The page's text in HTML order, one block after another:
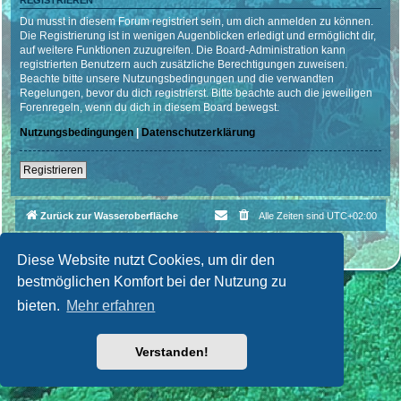
Diese Website nutzt Cookies, um dir den
bestmöglichen Komfort bei der Nutzung zu
bieten. Mehr erfahren
Verstanden!
Du musst in diesem Forum registriert sein, um dich anmelden zu können.
Die Registrierung ist in wenigen Augenblicken erledigt und ermöglicht dir,
auf weitere Funktionen zuzugreifen. Die Board-Administration kann
registrierten Benutzern auch zusätzliche Berechtigungen zuweisen.
Beachte bitte unsere Nutzungsbedingungen und die verwandten
Regelungen, bevor du dich registrierst. Bitte beachte auch die jeweiligen
Forenregeln, wenn du dich in diesem Board bewegst.
Nutzungsbedingungen | Datenschutzerklärung
Registrieren
Zurück zur Wasseroberfläche Alle Zeiten sind UTC+02:00
Deutsche Übersetzung durch
phpBB.de| Style par